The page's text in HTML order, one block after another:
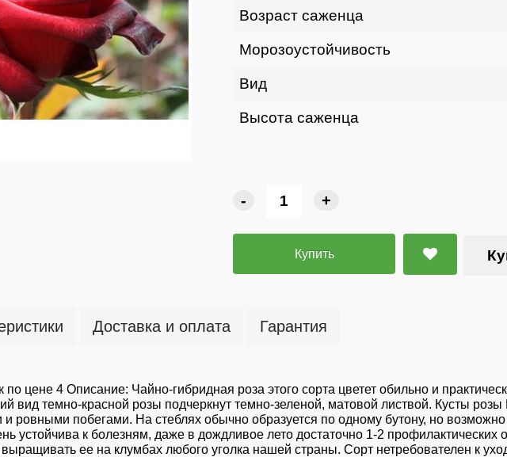
Возраст саженца
Морозоустойчивость
Вид
Высота саженца
- +
Купить
Доставка и оплата Гарантия
по цене 4 Описание: Чайно-гибридная роза этого сорта цветет обильно и
вид темно-красной розы подчеркнут темно-зеленой, матовой листвой. Кусты
ровными побегами. На стеблях обычно образуется по одному бутону, но
устойчива к болезням, даже в дождливое лето достаточно 1-2 профилактических
ее на клумбах любого уголка нашей страны. Сорт нетребователен к